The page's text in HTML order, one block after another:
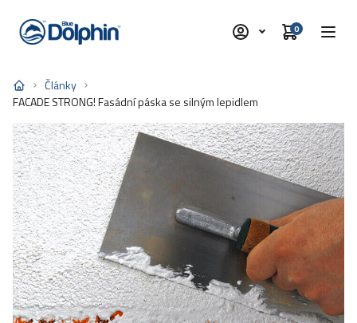
0
Články
FACADE STRONG! Fasádní páska se silným lepidlem